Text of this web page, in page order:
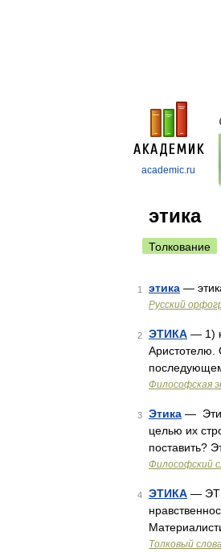
academic.ru
этика
Толкование
1 этика —
Русский
2 ЭТИКА — 1)
Аристотелю.
Философская
3 Этика —
целью их
поставить?
Философский
4 ЭТИКА —
Толковый